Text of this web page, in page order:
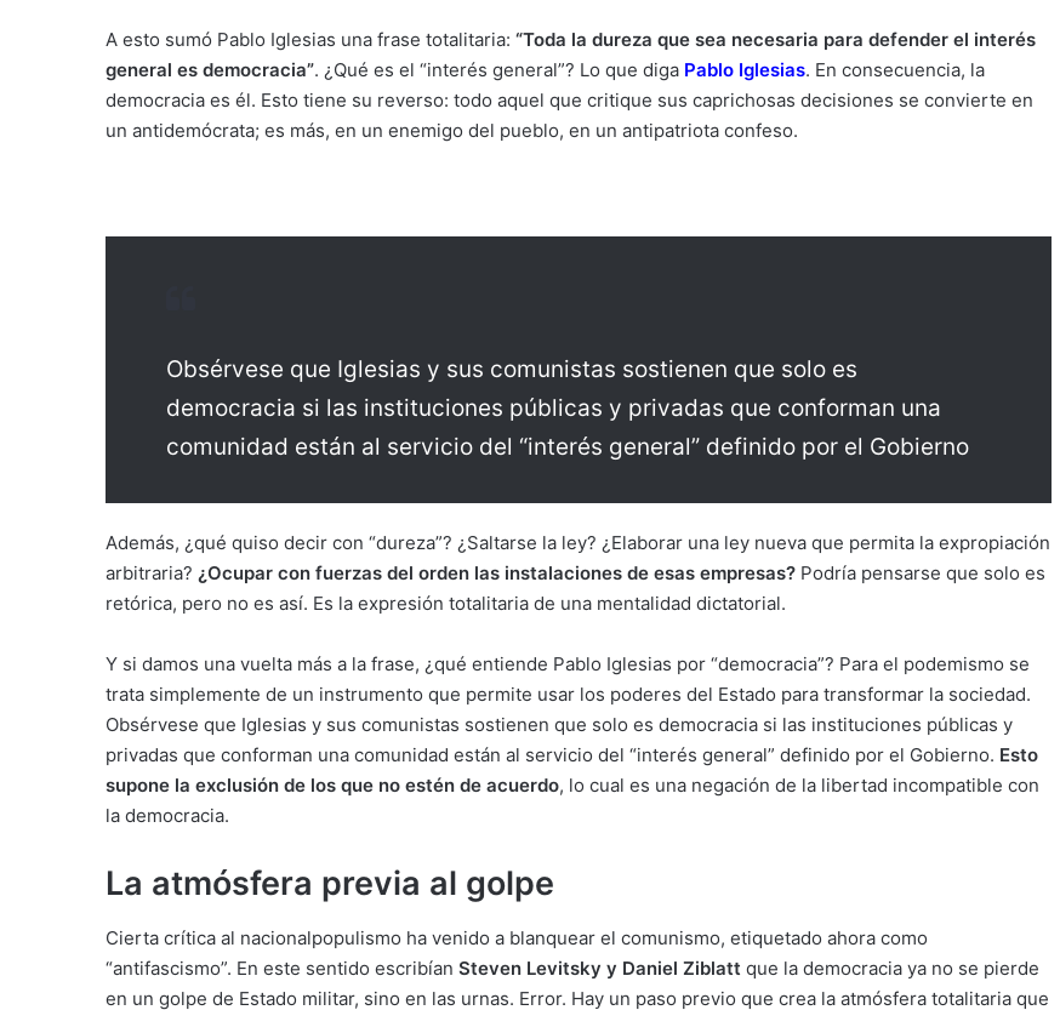
A esto sumó Pablo Iglesias una frase totalitaria: “Toda la dureza que sea necesaria para defender el interés
general es democracia”. ¿Qué es el “interés general”? Lo que diga Pablo Iglesias. En consecuencia, la
democracia es él. Esto tiene su reverso: todo aquel que critique sus caprichosas decisiones se convierte en
un antidemócrata; es más, en un enemigo del pueblo, en un antipatriota confeso.
Obsérvese que Iglesias y sus comunistas sostienen que solo es
democracia si las instituciones públicas y privadas que conforman una
comunidad están al servicio del “interés general” definido por el Gobierno
Además, ¿qué quiso decir con “dureza”? ¿Saltarse la ley? ¿Elaborar una ley nueva que permita la expropiación
arbitraria? ¿Ocupar con fuerzas del orden las instalaciones de esas empresas? Podría pensarse que solo es
retórica, pero no es así. Es la expresión totalitaria de una mentalidad dictatorial.
Y si damos una vuelta más a la frase, ¿qué entiende Pablo Iglesias por “democracia”? Para el podemismo se
trata simplemente de un instrumento que permite usar los poderes del Estado para transformar la sociedad.
Obsérvese que Iglesias y sus comunistas sostienen que solo es democracia si las instituciones públicas y
privadas que conforman una comunidad están al servicio del “interés general” definido por el Gobierno. Esto
supone la exclusión de los que no estén de acuerdo, lo cual es una negación de la libertad incompatible con
la democracia.
La atmósfera previa al golpe
Cierta crítica al nacionalpopulismo ha venido a blanquear el comunismo, etiquetado ahora como
“antifascismo”. En este sentido escribían Steven Levitsky y Daniel Ziblatt que la democracia ya no se pierde
en un golpe de Estado militar, sino en las urnas. Error. Hay un paso previo que crea la atmósfera totalitaria que